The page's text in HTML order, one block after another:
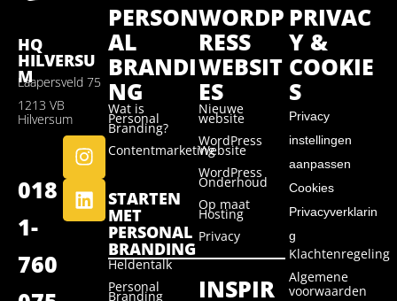
HQ
HILVERSU
M
Laapersveld 75
1213 VB
Hilversum
018
1-
760
PERSON
AL
BRANDI
NG
Wat is
Personal
Branding?
Contentmarketing
STARTEN
MET
PERSONAL
BRANDING
Heldentalk
Personal
Branding
WORDP
RESS
WEBSIT
ES
Nieuwe
website
WordPress
Website
WordPress
Onderhoud
Op maat
Hosting
Privacy
INSPIR
PRIVAC
Y &
COOKIE
S
Privacy
instellingen
aanpassen
Cookies
Privacyverklarin
g
Klachtenregeling
Algemene
voorwaarden